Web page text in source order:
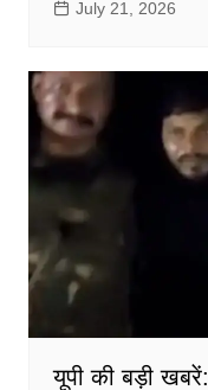
July 21, 2026
यूपी की बड़ी